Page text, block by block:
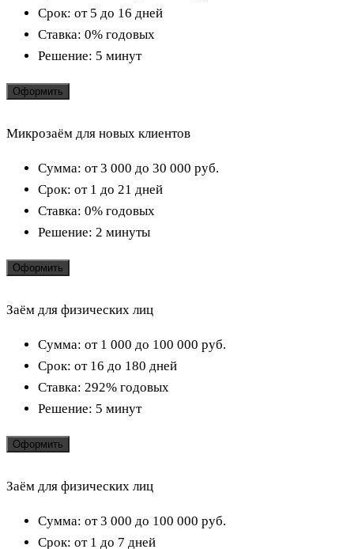
Срок: от 5 до 16 дней
Ставка: 0% годовых
Решение: 5 минут
Оформить
Микрозаём для новых клиентов
Сумма: от 3 000 до 30 000 руб.
Срок: от 1 до 21 дней
Ставка: 0% годовых
Решение: 2 минуты
Оформить
Заём для физических лиц
Сумма: от 1 000 до 100 000 руб.
Срок: от 16 до 180 дней
Ставка: 292% годовых
Решение: 5 минут
Оформить
Заём для физических лиц
Сумма: от 3 000 до 100 000 руб.
Срок: от 1 до 7 дней